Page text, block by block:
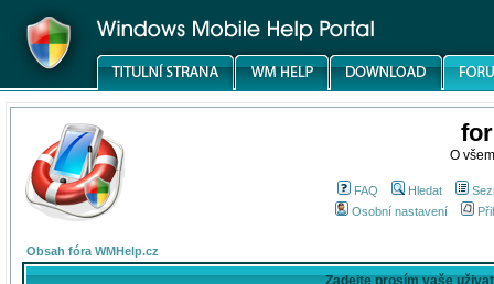
O
FAQ Hledat
Osobní nastavení
Obsah fóra WMHelp.cz
Zadejte prosím vaše